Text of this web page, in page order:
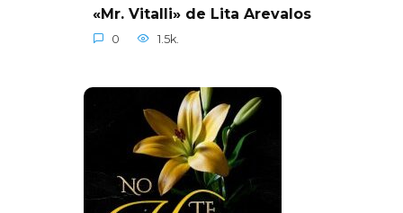
«Mr. Vitalli» de Lita Arevalos
0 1.5k.